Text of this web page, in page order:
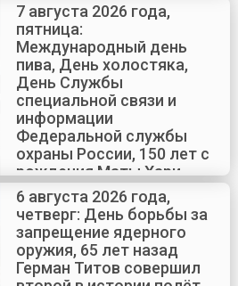
7 августа 2026 года,
пятница:
Международный день
пива, День холостяка,
День Службы
специальной связи и
информации
Федеральной службы
охраны России, 150 лет с
рождения Маты Хари
6 августа 2026 года,
четверг: День борьбы за
запрещение ядерного
оружия, 65 лет назад
Герман Титов совершил